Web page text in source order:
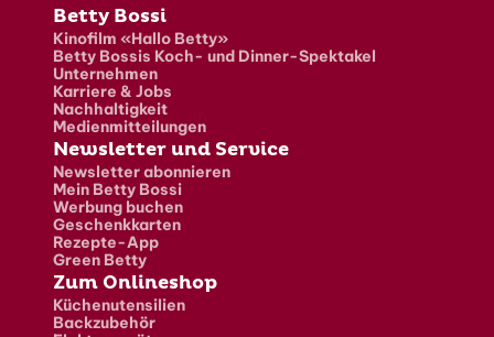
Fusszeile
Betty Bossi
Kinofilm «Hallo Betty»
Betty Bossis Koch- und Dinner-Spektakel
Unternehmen
Karriere & Jobs
Nachhaltigkeit
Medienmitteilungen
Newsletter und Service
Newsletter abonnieren
Mein Betty Bossi
Werbung buchen
Geschenkkarten
Rezepte-App
Green Betty
Zum Onlineshop
Küchenutensilien
Backzubehör